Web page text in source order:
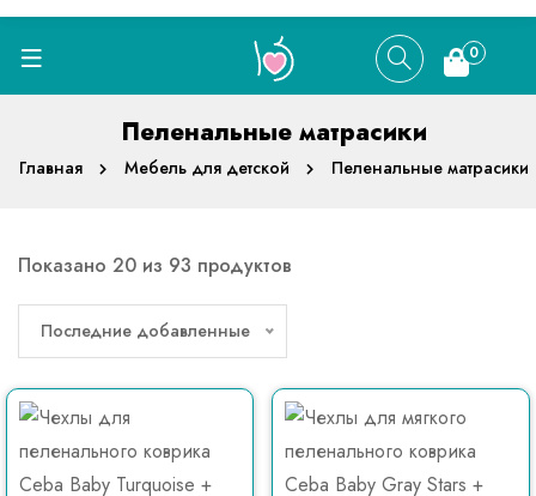
0
Пеленальные матрасики
Главная Мебель для детской Пеленальные матрасики
Показано 20 из 93 продуктов
Последние добавленные